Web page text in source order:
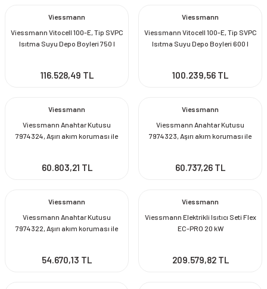
Viessmann
Viessmann Vitocell 100-E, Tip SVPC
Isıtma Suyu Depo Boyleri 750 l
116.528,49 TL
Viessmann
Viessmann Vitocell 100-E, Tip SVPC
Isıtma Suyu Depo Boyleri 600 l
100.239,56 TL
Viessmann
Viessmann Anahtar Kutusu
7974324, Aşırı akım koruması ile
60.803,21 TL
Viessmann
Viessmann Anahtar Kutusu
7974323, Aşırı akım koruması ile
60.737,26 TL
Viessmann
Viessmann Anahtar Kutusu
7974322, Aşırı akım koruması ile
54.670,13 TL
Viessmann
Viessmann Elektrikli Isıtıcı Seti Flex
EC-PRO 20 kW
209.579,82 TL